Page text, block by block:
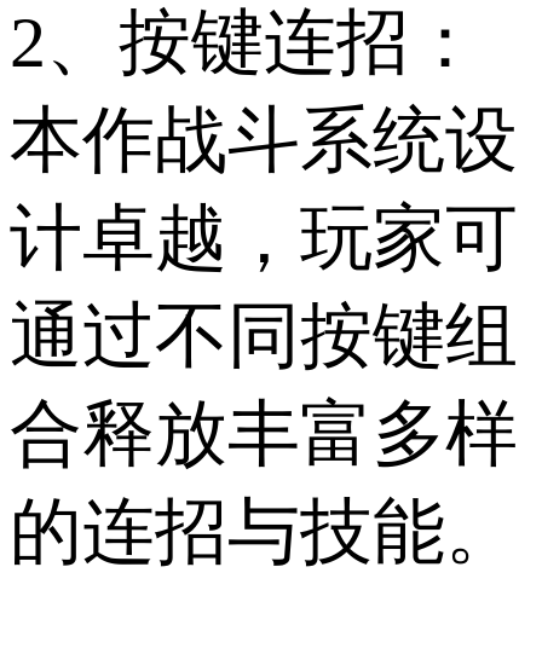
2、按键连招：
本作战斗系统设
计卓越，玩家可
通过不同按键组
合释放丰富多样
的连招与技能。